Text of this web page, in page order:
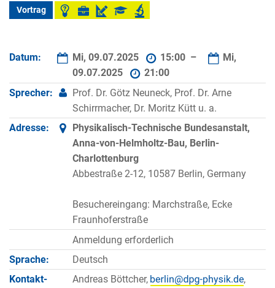
Vortrag
Datum: Mi, 09.07.2025 15:00 –
Mi,
09.07.2025
21:00
Sprecher:
Prof. Dr. Götz Neuneck, Prof. Dr. Arne
Schirrmacher, Dr. Moritz Kütt u. a.
Adresse:
Physikalisch-Technische Bundesanstalt,
Anna-von-Helmholtz-Bau, Berlin-
Charlottenburg
Abbestraße 2-12, 10587 Berlin, Germany
Besuchereingang: Marchstraße, Ecke
Fraunhoferstraße
Anmeldung erforderlich
Sprache:
Deutsch
Kontakt­
Andreas Böttcher,
,